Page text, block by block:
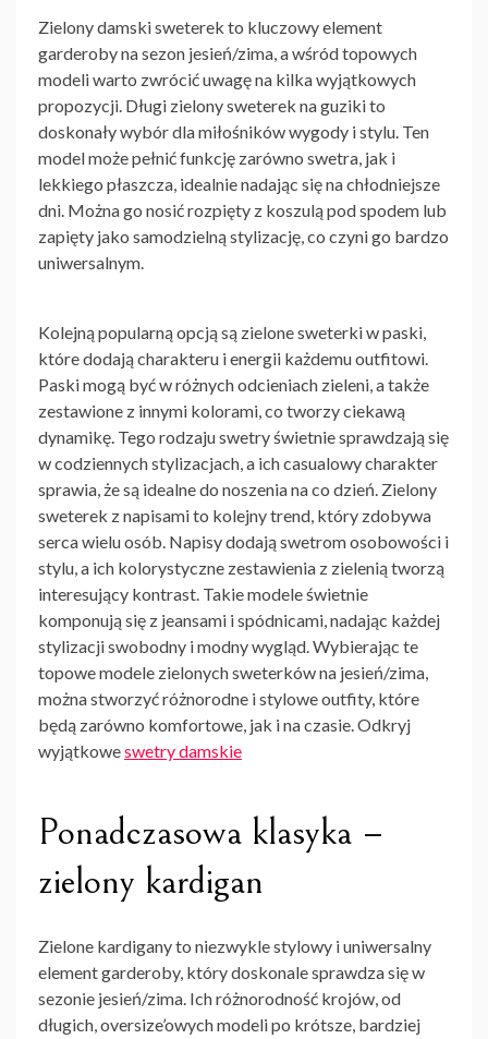
Zielony damski sweterek to kluczowy element
garderoby na sezon jesień/zima, a wśród topowych
modeli warto zwrócić uwagę na kilka wyjątkowych
propozycji. Długi zielony sweterek na guziki to
doskonały wybór dla miłośników wygody i stylu. Ten
model może pełnić funkcję zarówno swetra, jak i
lekkiego płaszcza, idealnie nadając się na chłodniejsze
dni. Można go nosić rozpięty z koszulą pod spodem lub
zapięty jako samodzielną stylizację, co czyni go bardzo
uniwersalnym.
Kolejną popularną opcją są zielone sweterki w paski,
które dodają charakteru i energii każdemu outfitowi.
Paski mogą być w różnych odcieniach zieleni, a także
zestawione z innymi kolorami, co tworzy ciekawą
dynamikę. Tego rodzaju swetry świetnie sprawdzają się
w codziennych stylizacjach, a ich casualowy charakter
sprawia, że są idealne do noszenia na co dzień. Zielony
sweterek z napisami to kolejny trend, który zdobywa
serca wielu osób. Napisy dodają swetrom osobowości i
stylu, a ich kolorystyczne zestawienia z zielenią tworzą
interesujący kontrast. Takie modele świetnie
komponują się z jeansami i spódnicami, nadając każdej
stylizacji swobodny i modny wygląd. Wybierając te
topowe modele zielonych sweterków na jesień/zima,
można stworzyć różnorodne i stylowe outfity, które
będą zarówno komfortowe, jak i na czasie. Odkryj
wyjątkoweswetry damskie
Ponadczasowa klasyka –
zielony kardigan
Zielone kardigany to niezwykle stylowy i uniwersalny
element garderoby, który doskonale sprawdza się w
sezonie jesień/zima. Ich różnorodność krojów, od
długich, oversize’owych modeli po krótsze, bardziej